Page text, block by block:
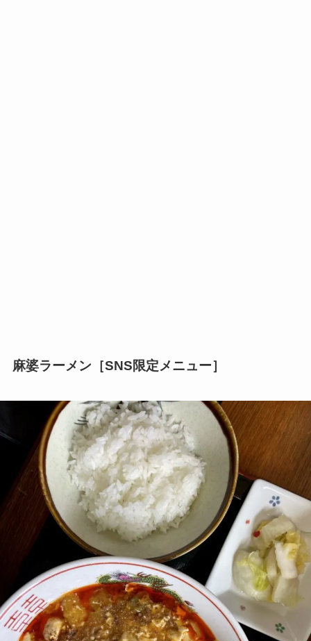
麻婆ラーメン［SNS限定メニュー］